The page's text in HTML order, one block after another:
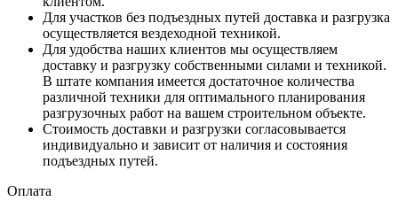
Для участков без подъездных путей доставка и разгрузка
осуществляется вездеходной техникой.
Для удобства наших клиентов мы осуществляем
доставку и разгрузку собственными силами и техникой.
В штате компания имеется достаточное количества
различной техники для оптимального планирования
разгрузочных работ на вашем строительном объекте.
Стоимость доставки и разгрузки согласовывается
индивидуально и зависит от наличия и состояния
подъездных путей.
Оплата